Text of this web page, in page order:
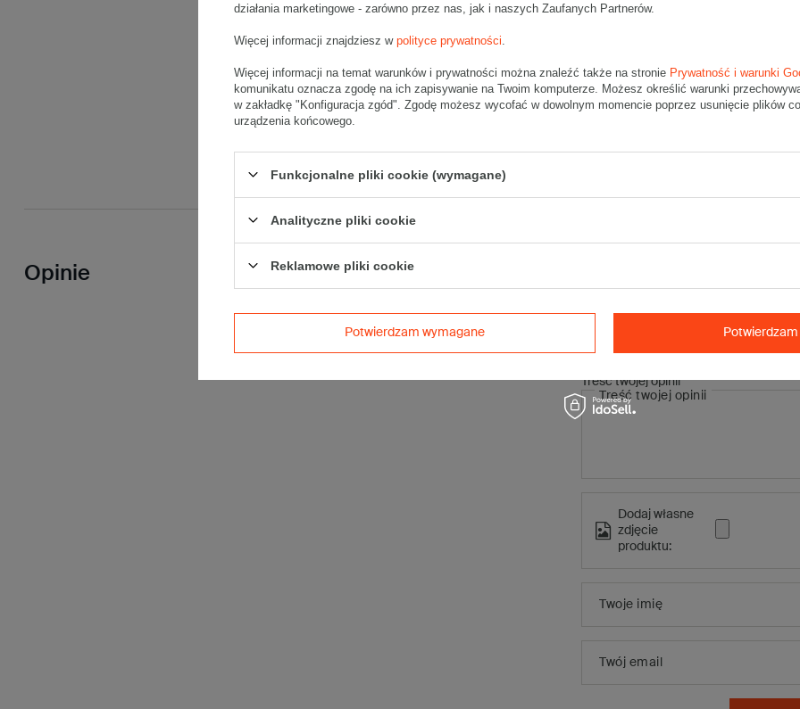
Gumki recepturki to produkt powszechnie stosowany w przemyśle
domowych.
Cechują je wysoka wytrzymałość, rozciągliwość, elastyczność jak i
Opinie
Twoja
Treść twojej opinii
Treść twojej opinii
Dodaj własne
zdjęcie
produktu:
Twoje imię
Twój email
działania marketingowe - zarówno przez nas, jak i naszych Zaufanych Partnerów.
Więcej informacji znajdziesz w polityce prywatności
Więcej informacji na temat warunków i prywatności można znaleźć także na stronie Prywatność i warunki
komunikatu oznacza zgodę na ich zapisywanie na Twoim komputerze. Możesz określić warunki
w zakładkę "Konfiguracja zgód". Zgodę możesz wycofać w dowolnym momencie poprzez usunięcie plików
urządzenia końcowego.
Funkcjonalne pliki cookie (wymagane)
Analityczne pliki cookie
Reklamowe pliki cookie
Potwierdzam wymagane